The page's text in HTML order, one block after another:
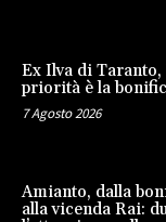
Ex Ilva di
priorità è la
7 Agosto 2026
Amianto, dalla
alla vicenda Rai: